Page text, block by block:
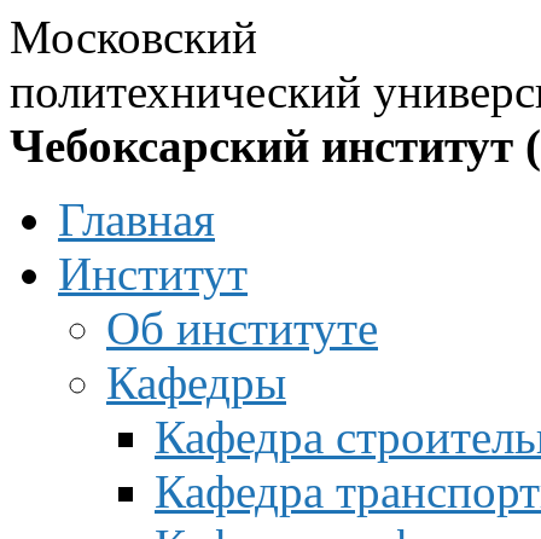
Московский
политехнический
Чебоксарский институт
Главная
Институт
Об институте
Кафедры
Кафедра
Кафедра